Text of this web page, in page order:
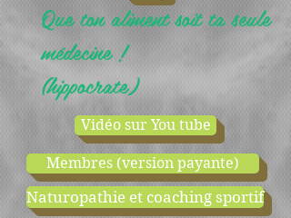
Que ton aliment soit ta seule
médecine !
(hippocrate)
Vidéo sur You tube
Membres (version payante)
Naturopathie et coaching sportif